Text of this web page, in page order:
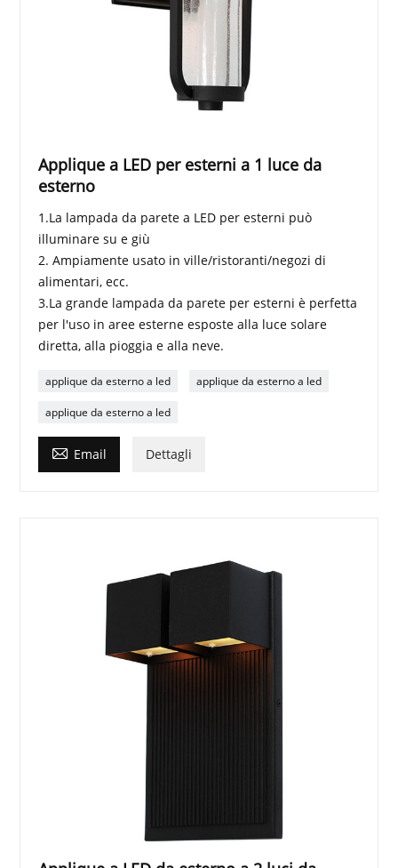
Applique a LED per esterni a 1 luce da
esterno
1.La lampada da parete a LED per esterni può
illuminare su e giù
2. Ampiamente usato in ville/ristoranti/negozi di
alimentari, ecc.
3.La grande lampada da parete per esterni è perfetta
per l'uso in aree esterne esposte alla luce solare
diretta, alla pioggia e alla neve.
applique da esterno a led applique da esterno a led
applique da esterno a led
 Email Dettagli